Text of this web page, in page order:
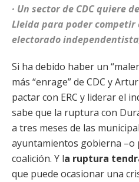
· Un sector de CDC quiere
Lleida para poder competir
electorado
Si ha debido haber un
más “enrage” de CDC y
pactar con ERC y liderar el
sabe que la ruptura con
a tres meses de las
ayuntamientos gobierna –o
coalición. Y la ruptura
que puede ocasionar una